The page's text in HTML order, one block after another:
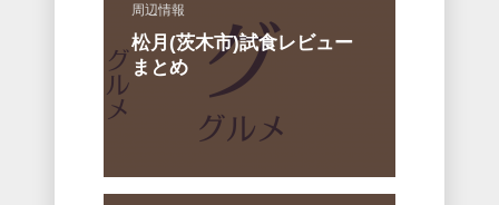
周辺情報
松月(茨木市)試食レビュー
まとめ